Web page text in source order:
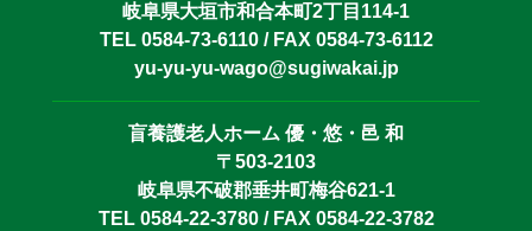
岐阜県大垣市和合本町2丁目114-1
TEL 0584-73-6110 / FAX 0584-73-6112
yu-yu-yu-wago@sugiwakai.jp
盲養護老人ホーム 優・悠・邑 和
〒503-2103
岐阜県不破郡垂井町梅谷621-1
TEL 0584-22-3780 / FAX 0584-22-3782